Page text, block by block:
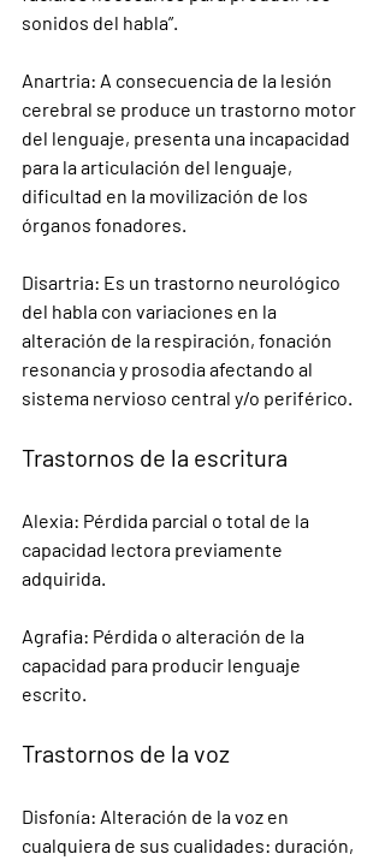
sonidos del habla”.
Anartria: A consecuencia de la lesión
cerebral se produce un trastorno motor
del lenguaje, presenta una incapacidad
para la articulación del lenguaje,
dificultad en la movilización de los
órganos fonadores.
Disartria: Es un trastorno neurológico
del habla con variaciones en la
alteración de la respiración, fonación
resonancia y prosodia afectando al
sistema nervioso central y/o periférico.
Trastornos de la escritura
Alexia: Pérdida parcial o total de la
capacidad lectora previamente
adquirida.
Agrafia: Pérdida o alteración de la
capacidad para producir lenguaje
escrito.
Trastornos de la voz
Disfonía: Alteración de la voz en
cualquiera de sus cualidades: duración,